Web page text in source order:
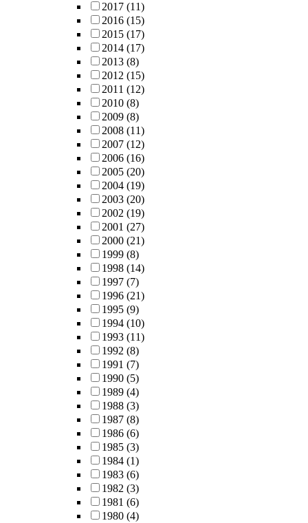
2017 (11)
2016 (15)
2015 (17)
2014 (17)
2013 (8)
2012 (15)
2011 (12)
2010 (8)
2009 (8)
2008 (11)
2007 (12)
2006 (16)
2005 (20)
2004 (19)
2003 (20)
2002 (19)
2001 (27)
2000 (21)
1999 (8)
1998 (14)
1997 (7)
1996 (21)
1995 (9)
1994 (10)
1993 (11)
1992 (8)
1991 (7)
1990 (5)
1989 (4)
1988 (3)
1987 (8)
1986 (6)
1985 (3)
1984 (1)
1983 (6)
1982 (3)
1981 (6)
1980 (4)